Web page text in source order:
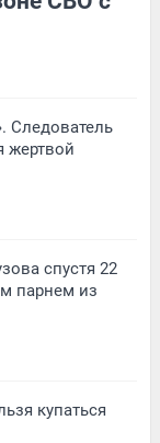
Следователь
жертвой
спустя 22
парнем из
купаться